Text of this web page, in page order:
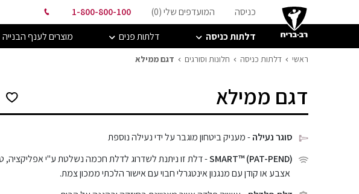
כניסה המועדפים שלי (0
)
1-800-800-100
דלתות כניסה
דלתות פנים מוצרים לענף הבנייה
ראשי דלתות כניסה חלונות וסורגים דגם ממילא
דגם ממילא
סוגר נעילה- מעניק ביטחון מוגבר על ידי נעילה נוספת
SMART™ (PAT-PEND)- דלת זו ניתנת לשדרוג לדלת חכמה נשלטת ע"י אפליקציה,
אצבע או קודן עם מנגנון אינטגרלי חבוי עם אישור הלכתי ממכון צמת.